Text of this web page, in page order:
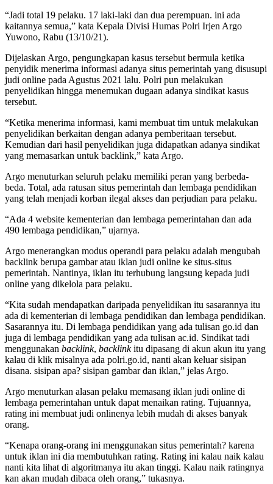
“Jadi total 19 pelaku. 17 laki-laki dan dua perempuan. ini ada
kaitannya semua,” kata Kepala Divisi Humas Polri Irjen Argo
Yuwono, Rabu (13/10/21).
Dijelaskan Argo, pengungkapan kasus tersebut bermula ketika
penyidik menerima informasi adanya situs pemerintah yang disusupi
judi online pada Agustus 2021 lalu. Polri pun melakukan
penyelidikan hingga menemukan dugaan adanya sindikat kasus
tersebut.
“Ketika menerima informasi, kami membuat tim untuk melakukan
penyelidikan berkaitan dengan adanya pemberitaan tersebut.
Kemudian dari hasil penyelidikan juga didapatkan adanya sindikat
yang memasarkan untuk backlink,” kata Argo.
Argo menuturkan seluruh pelaku memiliki peran yang berbeda-
beda. Total, ada ratusan situs pemerintah dan lembaga pendidikan
yang telah menjadi korban ilegal akses dan perjudian para pelaku.
“Ada 4 website kementerian dan lembaga pemerintahan dan ada
490 lembaga pendidikan,” ujarnya.
Argo menerangkan modus operandi para pelaku adalah mengubah
backlink berupa gambar atau iklan judi online ke situs-situs
pemerintah. Nantinya, iklan itu terhubung langsung kepada judi
online yang dikelola para pelaku.
“Kita sudah mendapatkan daripada penyelidikan itu sasarannya itu
ada di kementerian di lembaga pendidikan dan lembaga pendidikan.
Sasarannya itu. Di lembaga pendidikan yang ada tulisan go.id dan
juga di lembaga pendidikan yang ada tulisan ac.id. Sindikat tadi
menggunakan backlink, backlinkitu dipasang di akun akun itu yang
kalau di klik misalnya ada polri.go.id, nanti akan keluar sisipan
disana. sisipan apa? sisipan gambar dan iklan,” jelas Argo.
Argo menuturkan alasan pelaku memasang iklan judi online di
lembaga pemerintahan untuk dapat menaikan rating. Tujuannya,
rating ini membuat judi onlinenya lebih mudah di akses banyak
orang.
“Kenapa orang-orang ini menggunakan situs pemerintah? karena
untuk iklan ini dia membutuhkan rating. Rating ini kalau naik kalau
nanti kita lihat di algoritmanya itu akan tinggi. Kalau naik ratingnya
kan akan mudah dibaca oleh orang,” tukasnya.